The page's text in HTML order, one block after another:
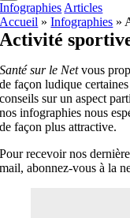
Infographies Articles
Accueil »Infographies »
Activité
Santé sur le Netvous
de façon ludique
conseils sur un aspect
nos infographies nous
de façon plus attractive.
Pour recevoir nos
mail, abonnez-vous à la